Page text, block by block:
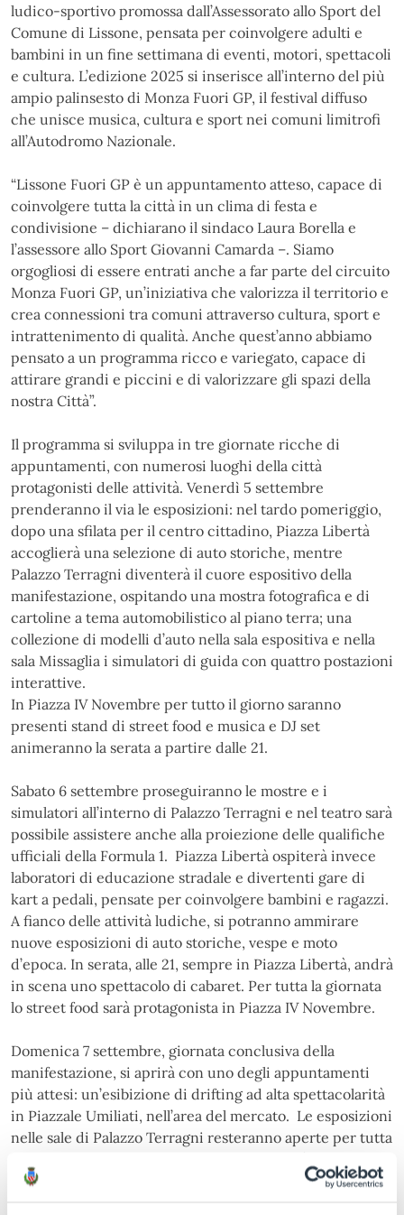
ludico-sportivo promossa dall’Assessorato allo Sport del
Comune di Lissone, pensata per coinvolgere adulti e
bambini in un fine settimana di eventi, motori, spettacoli
e cultura. L’edizione 2025 si inserisce all’interno del più
ampio palinsesto di Monza Fuori GP, il festival diffuso
che unisce musica, cultura e sport nei comuni limitrofi
all’Autodromo Nazionale.
“Lissone Fuori GP è un appuntamento atteso, capace di
coinvolgere tutta la città in un clima di festa e
condivisione – dichiarano il sindaco Laura Borella e
l’assessore allo Sport Giovanni Camarda –. Siamo
orgogliosi di essere entrati anche a far parte del circuito
Monza Fuori GP, un’iniziativa che valorizza il territorio e
crea connessioni tra comuni attraverso cultura, sport e
intrattenimento di qualità. Anche quest’anno abbiamo
pensato a un programma ricco e variegato, capace di
attirare grandi e piccini e di valorizzare gli spazi della
nostra Città”.
Il programma si sviluppa in tre giornate ricche di
appuntamenti, con numerosi luoghi della città
protagonisti delle attività. Venerdì 5 settembre
prenderanno il via le esposizioni: nel tardo pomeriggio,
dopo una sfilata per il centro cittadino, Piazza Libertà
accoglierà una selezione di auto storiche, mentre
Palazzo Terragni diventerà il cuore espositivo della
manifestazione, ospitando una mostra fotografica e di
cartoline a tema automobilistico al piano terra; una
collezione di modelli d’auto nella sala espositiva e nella
sala Missaglia i simulatori di guida con quattro postazioni
interattive.
In Piazza IV Novembre per tutto il giorno saranno
presenti stand di street food e musica e DJ set
animeranno la serata a partire dalle 21.
Sabato 6 settembre proseguiranno le mostre e i
simulatori all’interno di Palazzo Terragni e nel teatro sarà
possibile assistere anche alla proiezione delle qualifiche
ufficiali della Formula 1. Piazza Libertà ospiterà invece
laboratori di educazione stradale e divertenti gare di
kart a pedali, pensate per coinvolgere bambini e ragazzi.
A fianco delle attività ludiche, si potranno ammirare
nuove esposizioni di auto storiche, vespe e moto
d’epoca. In serata, alle 21, sempre in Piazza Libertà, andrà
in scena uno spettacolo di cabaret. Per tutta la giornata
lo street food sarà protagonista in Piazza IV Novembre.
Domenica 7 settembre, giornata conclusiva della
manifestazione, si aprirà con uno degli appuntamenti
più attesi: un’esibizione di drifting ad alta spettacolarità
in Piazzale Umiliati, nell’area del mercato. Le esposizioni
nelle sale di Palazzo Terragni resteranno aperte per tutta
in diretta la gara del Gran Premio di Formula 1. In